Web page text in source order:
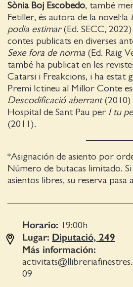
Sònia Boj Escobedo, també
Fetiller, és autora de la novel·la
podia estimar(Ed. SECC,
contes publicats en diverses
Sexe fora de norma (Ed. Raig
també ha publicat en les
Catarsi i Freakcions, i ha estat
Premi Ictineu al Millor Conte
Descodificació aberrant(2010)
Hospital de Sant Pau per I tu
(2011).
*Asignación de asiento por
Número de butacas limitado.
asientos libres, su reserva pasa
Horario: 19:00 h
Lugar: Diputació, 249
Más información:
09